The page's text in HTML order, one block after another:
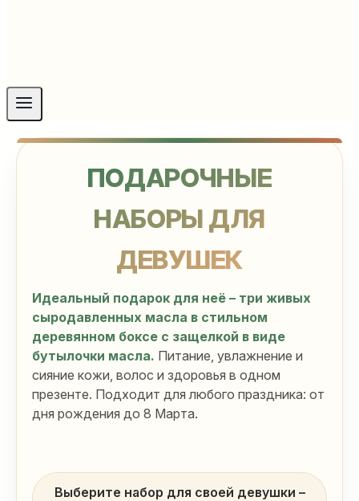
Девушкам
ПОДАРОЧНЫЕ
НАБОРЫ ДЛЯ
ДЕВУШЕК
Идеальный подарок для неё – три живых
сыродавленных масла в стильном
деревянном боксе с защелкой в виде
бутылочки масла. Питание, увлажнение и
сияние кожи, волос и здоровья в одном
презенте. Подходит для любого праздника: от
дня рождения до 8 Марта.
Выберите набор для своей девушки –